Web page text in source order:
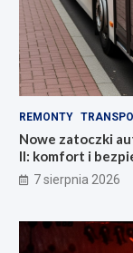
REMONTY
Nowe zatoczki
II: komfort i
mieszkańców!
7 sierpnia 2026